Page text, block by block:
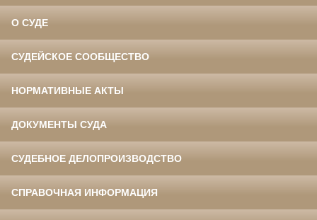
О СУДЕ
СУДЕЙСКОЕ СООБЩЕСТВО
НОРМАТИВНЫЕ АКТЫ
ДОКУМЕНТЫ СУДА
СУДЕБНОЕ ДЕЛОПРОИЗВОДСТВО
СПРАВОЧНАЯ ИНФОРМАЦИЯ